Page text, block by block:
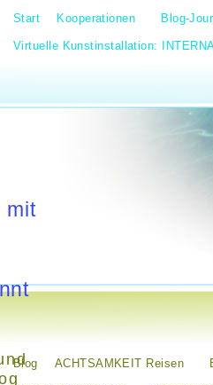
Start Kooperationen Blog-
Virtuelle Kunstinstallation:
mit
Blog ACHTSAMKEIT Reisen